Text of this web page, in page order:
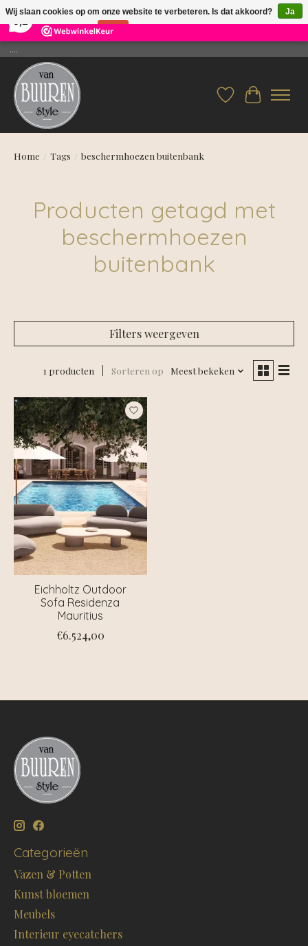
26 Reviews ×
....
Verlanglijst
Home / Tags / beschermhoezen buitenbank
Producten getagd met
beschermhoezen
buitenbank
Filters weergeven
1 producten Sorteren op Meest bekeken
Eichholtz Outdoor
Sofa Residenza
Mauritius
€6.524,00
Categorieën
Vazen & Potten
Kunst bloemen
Meubels
Interieur eyecatchers
Wij slaan cookies op om onze website te verbeteren. Is dat akkoord?
Ja
Nee